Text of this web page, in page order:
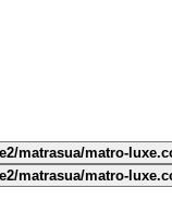
matrasua/matro-
matrasua/matro-